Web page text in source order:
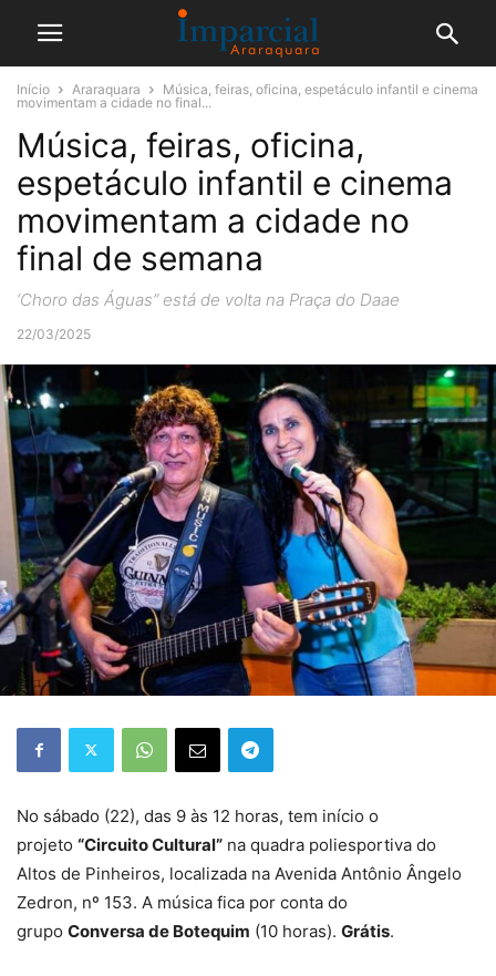
Início Araraquara
Música, feiras, oficina, espetáculo infantil e cinema
movimentam a cidade no final...
Música, feiras, oficina,
espetáculo infantil e cinema
movimentam a cidade no
final de semana
‘Choro das Águas” está de volta na Praça do Daae
22/03/2025
No sábado (22), das 9 às 12 horas, tem início o
projeto “Circuito Cultural” na quadra poliesportiva do
Altos de Pinheiros, localizada na Avenida Antônio Ângelo
Zedron, nº 153. A música fica por conta do
grupo Conversa de Botequim (10 horas). Grátis.